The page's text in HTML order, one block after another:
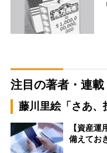
注目の著者・連載
藤川里絵「さあ、
【資産
備えてお